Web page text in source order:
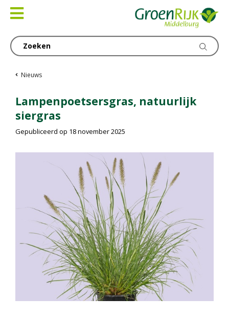
naar
Nieuws
Lampenpoetsersgras, natuurlijk
siergras
Gepubliceerd op 18 november 2025